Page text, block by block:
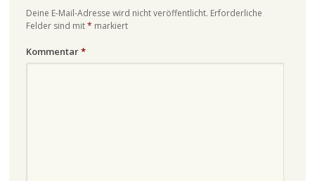
Deine E-Mail-Adresse wird nicht veröffentlicht. Erforderliche
Felder sind mit* markiert
Kommentar*